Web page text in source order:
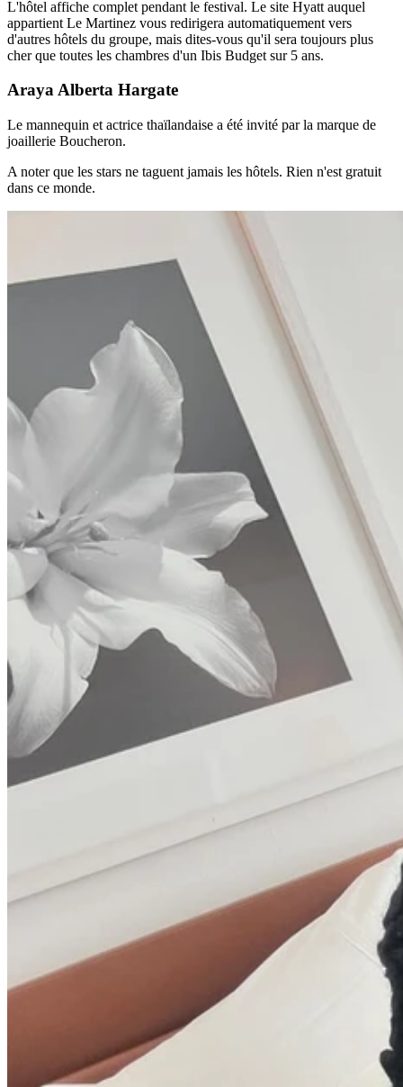
L'hôtel affiche complet pendant le festival. Le site Hyatt auquel
appartient Le Martinez vous redirigera automatiquement vers
d'autres hôtels du groupe, mais dites-vous qu'il sera toujours plus
cher que toutes les chambres d'un Ibis Budget sur 5 ans.
Araya Alberta Hargate
Le mannequin et actrice thaïlandaise a été invité par la marque de
joaillerie Boucheron.
A noter que les stars ne taguent jamais les hôtels. Rien n'est gratuit
dans ce monde.